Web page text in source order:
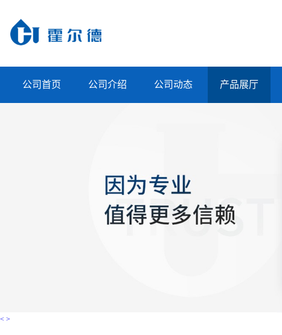
公司首页 公司介绍 公司动态 产品展厅
< >